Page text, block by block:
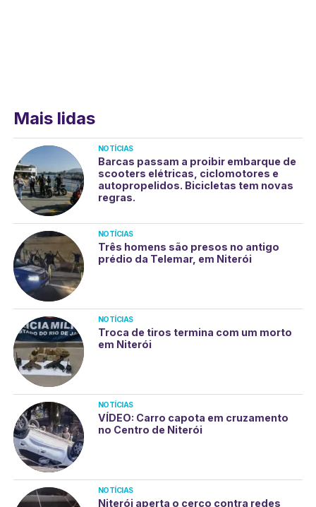
Mais lidas
NOTÍCIAS
Barcas passam a proibir embarque de
scooters elétricas, ciclomotores e
autopropelidos. Bicicletas tem novas
regras.
NOTÍCIAS
Três homens são presos no antigo
prédio da Telemar, em Niterói
NOTÍCIAS
Troca de tiros termina com um morto
em Niterói
NOTÍCIAS
VÍDEO: Carro capota em cruzamento
no Centro de Niterói
NOTÍCIAS
Niterói aperta o cerco contra redes